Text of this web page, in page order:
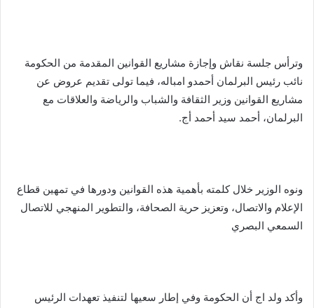
وترأس جلسة نقاش وإجازة مشاريع القوانين المقدمة من الحكومة
نائب رئيس البرلمان أحمدو امباله، فيما تولى تقديم عروض عن
مشاريع القوانين وزير الثقافة والشباب والرياضة والعلاقات مع
البرلمان، أحمد سيد أحمد أج.
ونوه الوزير خلال كلمته بأهمية هذه القوانين ودورها في تمهين قطاع
الإعلام والاتصال، وتعزيز حرية الصحافة، والتطوير المنهجي للاتصال
السمعي البصري
وأكد ولد اج أن الحكومة وفي إطار سعيها لتنفيذ تعهدات الرئيس